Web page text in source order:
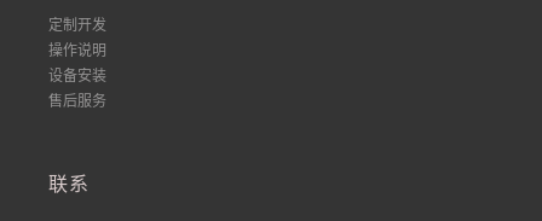
定制开发
操作说明
设备安装
售后服务
联系